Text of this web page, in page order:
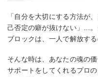
「自分を大切にする方法が
己否定の癖が抜けない」…
ブロックは、一人で解放す
そんな時は、あなたの魂の
サポートをしてくれるプロ